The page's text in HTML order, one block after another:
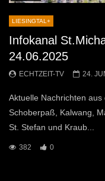
LIESINGTAL+
Infokanal
24.06.2025
ECHTZEIT-TV 24.
Aktuelle Nachrichten
Schoberpaß, Kalwang,
St. Stefan und Kraub...
382 0